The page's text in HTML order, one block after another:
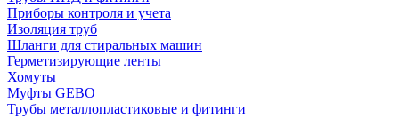
Приборы контроля и учета
Изоляция труб
Шланги для стиральных машин
Герметизирующие ленты
Хомуты
Муфты GEBO
Трубы металлопластиковые и фитинги